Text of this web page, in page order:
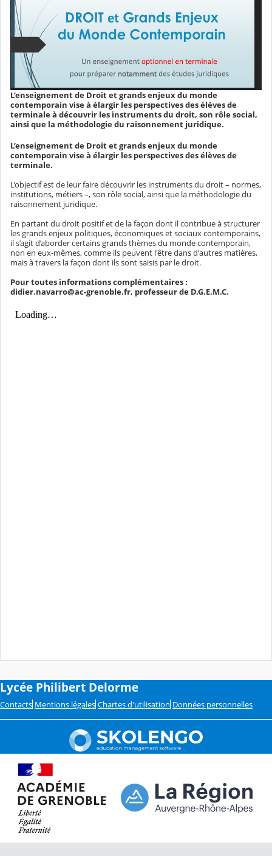
L’enseignement de Droit et grands enjeux du monde
contemporain vise à élargir les perspectives des élèves de
terminale à découvrir les instruments du droit, son rôle social,
ainsi que la méthodologie du raisonnement juridique.
L’enseignement de Droit et grands enjeux du monde
contemporain vise à élargir les perspectives des élèves de
terminale.
L’objectif est de leur faire découvrir les instruments du droit – normes,
institutions, métiers –, son rôle social, ainsi que la méthodologie du
raisonnement juridique.
En partant du droit positif et de la façon dont il contribue à structurer
les grands enjeux politiques, économiques et sociaux contemporains,
il s’agit d’aborder certains grands thèmes du monde contemporain,
non en eux-mêmes, comme ils peuvent l'être dans d'autres matières,
mais à travers la façon dont ils sont saisis par le droit.
Pour toutes informations complémentaires :
didier.navarro@ac-grenoble.fr, professeur de D.G.E.M.C.
Lycée Philibert Delorme
Contacts Mentions légales Chartes d'utilisation Données personnelles